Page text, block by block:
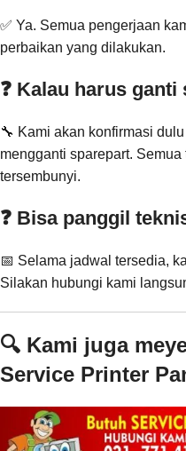
✅ Ya. Semua pengerjaan
perbaikan yang dilakukan.
❓ Kalau harus
🔧 Kami akan konfirmasi
mengganti sparepart.
tersembunyi.
❓ Bisa panggil
📅 Selama jadwal tersedia,
Silakan hubungi kami
🔍 Kami juga
Service Printer